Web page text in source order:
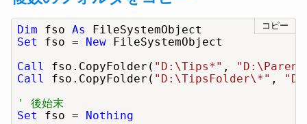
コピー
Dim fso As
Set
fso = New FileSystemObject
Call
fso.CopyFolder( "D:\Tips*" ,
Call
fso.CopyFolder( "D:\TipsFolder\*" ,
' 後始末
Set
fso = Nothing